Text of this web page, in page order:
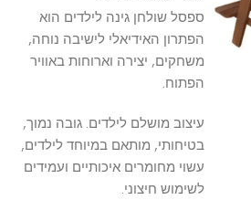
ספסל שולחן גינה לילדים הוא
הפתרון האידיאלי לישיבה נוחה,
משחקים, יצירה וארוחות באוויר
הפתוח.
עיצוב מושלם לילדים. גובה נמוך,
בטיחותי, מותאם במיוחד לילדים,
עשוי מחומרים איכותיים ועמידים
לשימוש חיצוני.